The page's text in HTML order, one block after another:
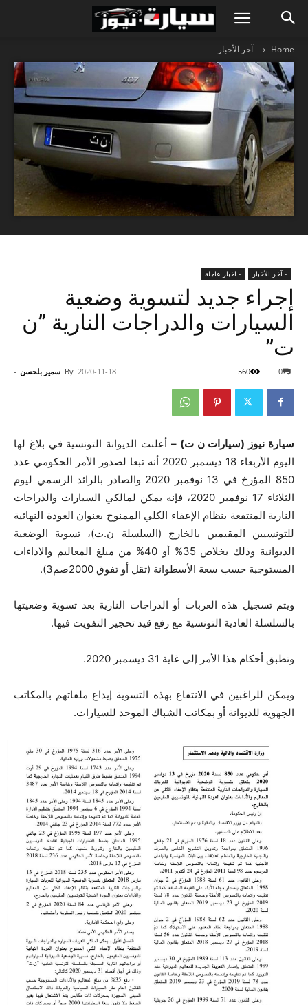
Home - آخر الأخبار
- آخر الأخبار - اخبار عاجلة
إجراء جديد لتسوية وضعية
السيارات والدراجات النارية ”ن
ت”
By سمير بلحسن - 2020-11-18 0
560
سيارة نيوز (سيارات ن ت) – أعلنت الديوانة التونسية في بلاغ لها
اليوم الأربعاء 18 ديسمبر 2020 أنه تبعا لصدور الأمر الحكومي عدد
850 المؤرخ في 13 نوفمبر 2020 والصادر بالرائد الرسمي ليوم
الثلاثاء 17 نوفمبر 2020، فإنه يمكن لمالكي السيارات والدراجات
النارية المنتفعة بنظام الإعفاء الكلي الممنوح بعنوان العودة النهائية
للتونسيين المقيمين بالخارج (السلسلة ن.ت)، تسوية الوضعية
الديوانية وذلك بخلاص 35% أو 40% من مبلغ المعاليم والاداءات
المستوجبة حسب سعة الأسطوانة (تقل أو تفوق 2000صم3).
ويتم تسجيل هذه العربات أو الدراجات النارية بعد تسوية وضعيتها
بالسلسلة العادية التونسية مع رفع قيد تحجير التفويت فيها.
وتطبق أحكام هذا الأمر إلى غاية 31 ديسمبر 2020.
ويمكن للراغبين في الانتفاع بهذه التسوية إيداع ملفاتهم بالمكاتب
الجهوية للديوانة أو بمكاتب الشباك الموحد للسيارات.